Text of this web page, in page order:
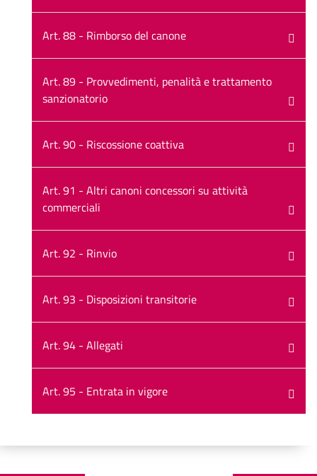
Art. 88 - Rimborso del canone
Art. 89 - Provvedimenti, penalità e trattamento
sanzionatorio
Art. 90 - Riscossione coattiva
Art. 91 - Altri canoni concessori su attività
commerciali
Art. 92 - Rinvio
Art. 93 - Disposizioni transitorie
Art. 94 - Allegati
Art. 95 - Entrata in vigore